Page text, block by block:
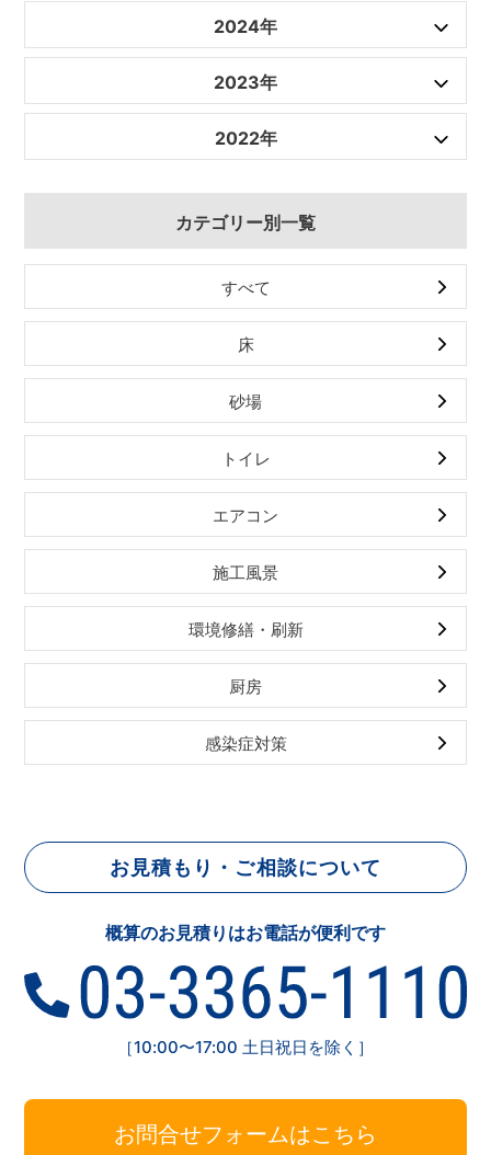
2024年
2023年
2022年
カテゴリー別一覧
すべて
床
砂場
トイレ
エアコン
施工風景
環境修繕・刷新
厨房
感染症対策
お見積もり・ご相談について
概算のお見積りはお電話が便利です
［10:00〜17:00 土日祝日を除く］
お問合せフォームはこちら